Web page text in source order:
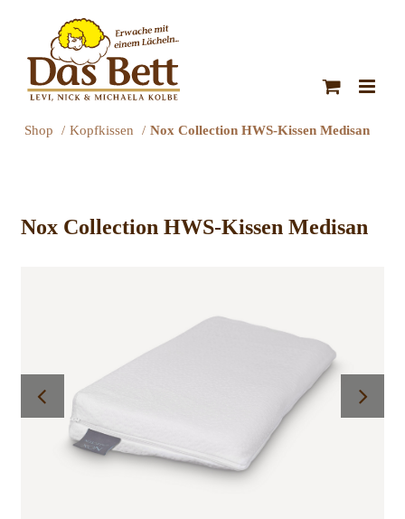
Shop Kopfkissen Nox Collection HWS-Kissen Medisan
Nox Collection HWS-Kissen Medisan